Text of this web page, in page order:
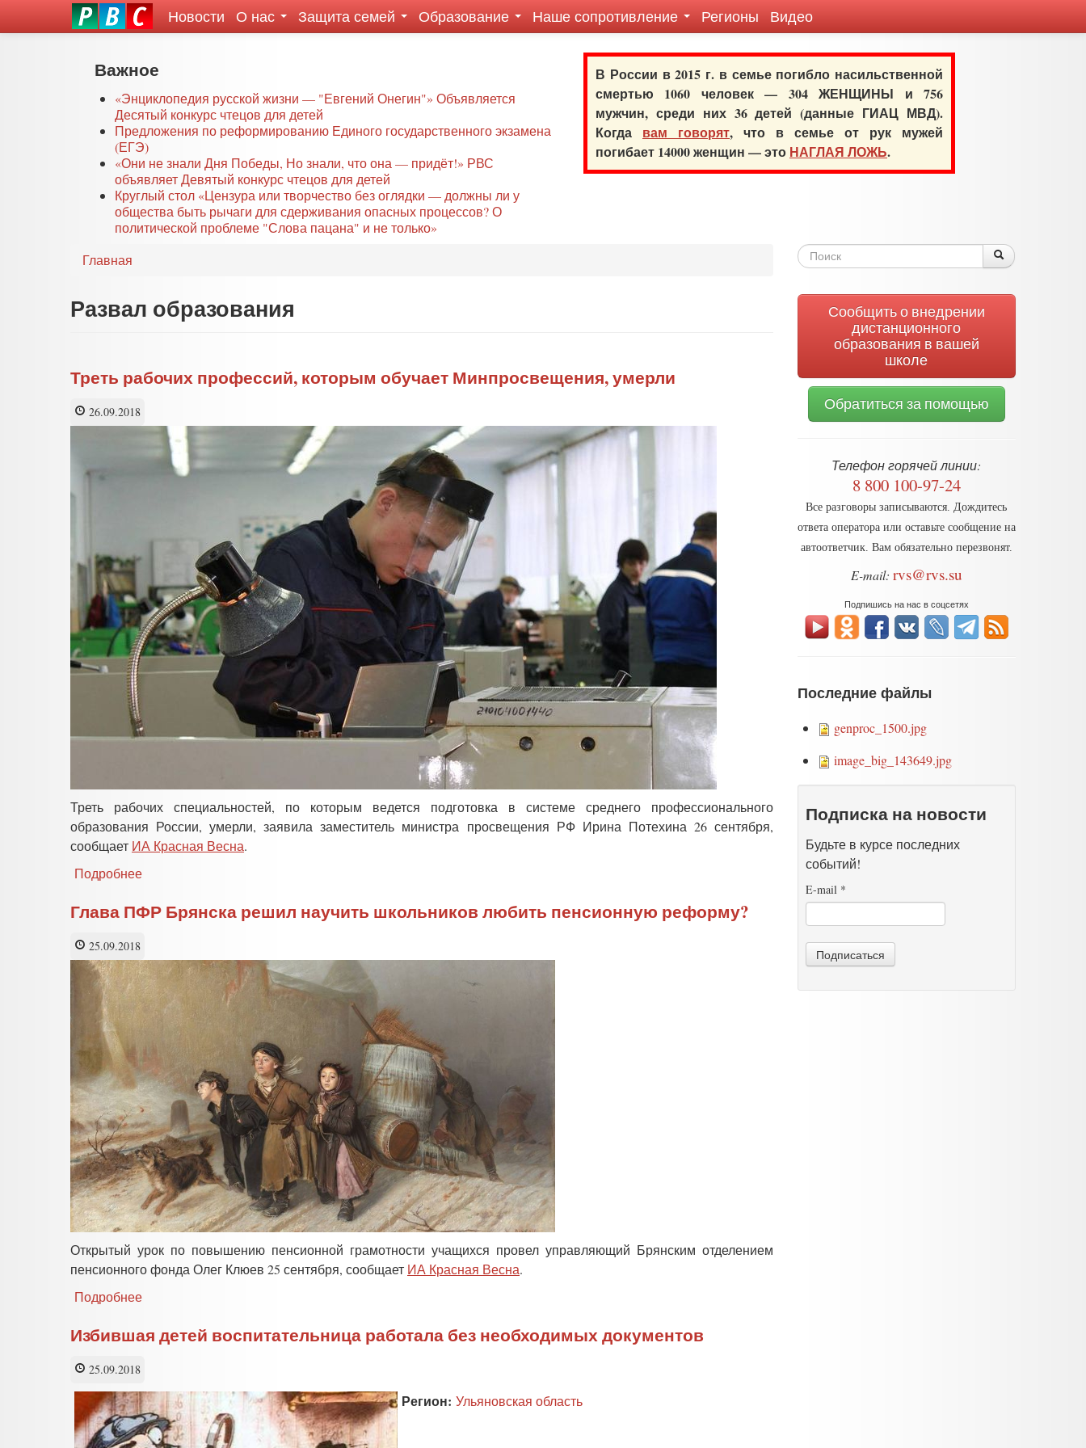
Новости О нас Защита семей Образование Наше сопротивление Регионы Видео
Важное
«Энциклопедия русской жизни — "Евгений Онегин"» Объявляется
Десятый конкурс чтецов для детей
Предложения по реформированию Единого государственного экзамена
(ЕГЭ)
«Они не знали Дня Победы, Но знали, что она — придёт!» РВС
объявляет Девятый конкурс чтецов для детей
Круглый стол «Цензура или творчество без оглядки — должны ли у
общества быть рычаги для сдерживания опасных процессов? О
политической проблеме "Слова пацана" и не только»
В России в 2015 г. в семье погибло насильственной
смертью 1060 человек — 304 ЖЕНЩИНЫ и 756
мужчин, среди них 36 детей (данные ГИАЦ МВД).
Когда вам говорят, что в семье от рук мужей
погибает 14000 женщин — это НАГЛАЯ ЛОЖЬ.
Главная
Развал образования
Треть рабочих профессий, которым обучает Минпросвещения, умерли
26.09.2018
Треть рабочих специальностей, по которым ведется подготовка в системе среднего профессионального
образования России, умерли, заявила заместитель министра просвещения РФ Ирина Потехина 26 сентября,
сообщает ИА Красная Весна.
Подробнее
рабочих
профессий,
Минпросвещения,
умерли
Глава ПФР Брянска решил научить школьников любить пенсионную реформу?
25.09.2018
Открытый урок по повышению пенсионной грамотности учащихся провел управляющий Брянским отделением
пенсионного фонда Олег Клюев 25 сентября, сообщает ИА Красная Весна.
Подробнее
ПФР
Брянска
школьников
любить
пенсионную
реформу?
Избившая детей воспитательница работала без необходимых документов
25.09.2018
Регион: Ульяновская область
Форма
Поиск
Сообщить о внедрении
дистанционного
образования в вашей
школе
Обратиться за помощью
Телефон горячей линии:
8 800 100-97-24
Все разговоры записываются. Дождитесь
ответа оператора или оставьте сообщение на
автоответчик. Вам обязательно перезвонят.
E-mail: rvs@rvs.su
Подпишись на нас в соцсетях
Последние файлы
genproc_1500.jpg
image_big_143649.jpg
Подписка на новости
Будьте в курсе последних
событий!
E-mail *
Подписаться